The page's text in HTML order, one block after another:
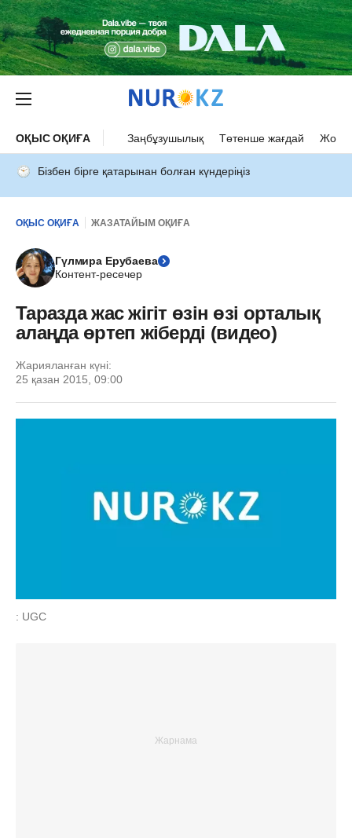
ОҚЫС ОҚИҒА Заңбұзушылық Төтенше жағдай Жол
Бізбен бірге қатарынан болған күндеріңіз
ОҚЫС ОҚИҒА ЖАЗАТАЙЫМ ОҚИҒА
Гүлмира Ерубаева
Контент-ресечер
Таразда жас жігіт өзін өзі орталық
алаңда өртеп жіберді (видео)
Жарияланған күні:
25 қазан 2015, 09:00
: UGC